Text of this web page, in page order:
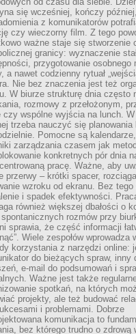
się wcześniej, kończy
z komunikatorów
czy wieczorny film. Z tego
ważne staje się stworzenie
granicy: wyznaczenie
przygotowanie osobnego
a nawet codzienny rytuał
Nie bez znaczenia jest też
W biurze strukturę dnia często
rozmowy z przełożonym,
czy wspólne wyjścia na lunch.
trzeba nauczyć się planowania
Pomocne są
zarządzania czasem jak
konkretnych pór dnia
pracę. Ważne, aby
przerwy – krótki spacer,
wzroku od ekranu. Bez tego
i spadek efektywności.
również większej dbałości o
spontanicznych rozmów przy
sprawia, że część informacji
Wiele zespołów wprowadza
korzystania z narzędzi online:
do bieżących spraw, inny
e-mail do podsumowań i
Ważne jest także
spotkań, na których
projekty, ale też budować
i problemami. Dobrze
komunikacja to
bez którego trudno o zdrową